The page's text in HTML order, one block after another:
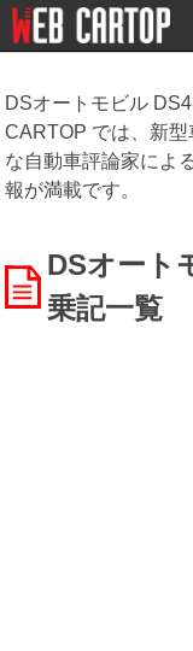
DSオートモビル
CARTOP では、新
な自動車評論家によ
報が満載です。
DSオート
乗記一覧